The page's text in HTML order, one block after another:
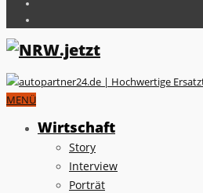
MENÜ
Wirtschaft
Story
Interview
Porträt